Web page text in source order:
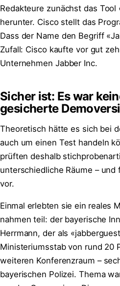
Redakteure zunächst das Tool
herunter. Cisco stellt das
Dass der Name den Begriff
Zufall: Cisco kaufte vor gut
Unternehmen Jabber Inc.
Sicher ist: Es war
gesicherte
Theoretisch hätte es sich bei
auch um einen Test handeln
prüften deshalb
unterschiedliche Räume – und
vor.
Einmal erlebten sie ein reales
nahmen teil: der bayerische
Herrmann, der als
Ministeriumsstab von rund 20
weiteren Konferenzraum –
bayerischen Polizei. Thema